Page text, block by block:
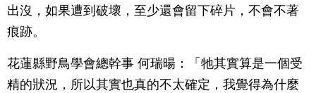
出沒，如果遭到破壞，至少還會留下碎片，不會不著
痕跡。
花蓮縣野鳥學會總幹事 何瑞暘：「牠其實算是一個受
精的狀況，所以其實也真的不太確定，我覺得為什麼